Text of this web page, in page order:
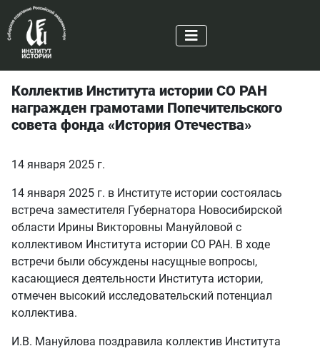
Коллектив Института истории СО РАН
награжден грамотами Попечительского
совета фонда «История Отечества»
14 января 2025 г.
14 января 2025 г. в Институте истории состоялась
встреча заместителя Губернатора Новосибирской
области Ирины Викторовны Мануйловой с
коллективом Института истории СО РАН. В ходе
встречи были обсуждены насущные вопросы,
касающиеся деятельности Института истории,
отмечен высокий исследовательский потенциал
коллектива.
И.В. Мануйлова поздравила коллектив Института